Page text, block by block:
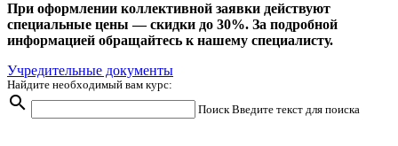
При оформлении коллективной заявки действуют
специальные цены — скидки до 30%. За подробной
информацией обращайтесь к нашему специалисту.
Учредительные документы
Найдите необходимый вам курс:
search Поиск Введите текст для поиска